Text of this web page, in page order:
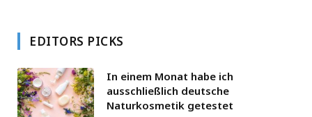
EDITORS PICKS
In einem Monat habe ich
ausschließlich deutsche
Naturkosmetik getestet